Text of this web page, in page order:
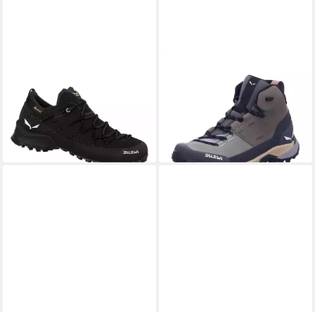
Wanderstiefel
ab 142,05 €
PTX Wanderstiefel
UVP 219,00 €